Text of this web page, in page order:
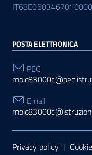
POSTA ELETTRONICA
PEC
Email
Sezione
Privacy policy |